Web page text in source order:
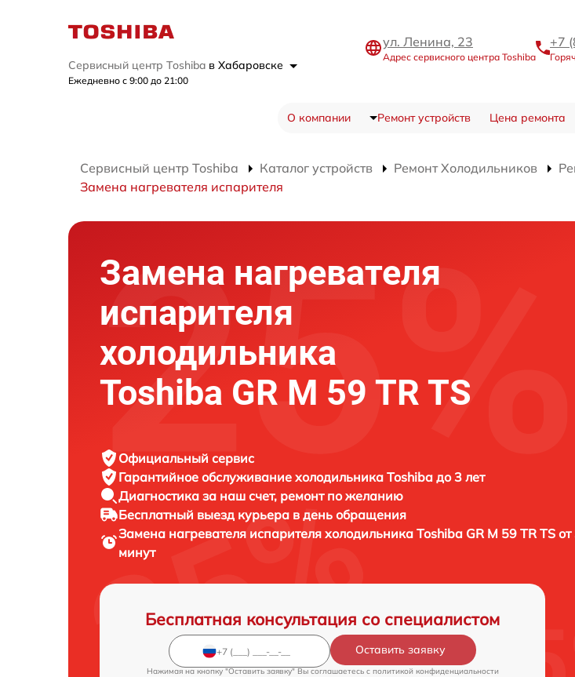
Сервисный центр Toshiba в Хабаровске
Ежедневно с 9:00 до 21:00
ул. Ленина, 23
Адрес сервисного центра Toshiba
+7
О компании Ремонт устройств Цена ремонта
Сервисный центр Toshiba Каталог устройств Ремонт Холодильников
Замена нагревателя испарителя
Замена нагревателя
испарителя
холодильника
Toshiba GR M 59 TR TS
Официальный сервис
Гарантийное обслуживание холодильника Toshiba до 3 лет
Диагностика за наш счет, ремонт по желанию
Бесплатный выезд курьера в день обращения
Замена нагревателя испарителя холодильника Toshiba GR M 59 TR TS
минут
Бесплатная консультация со специалистом
Оставить заявку
Нажимая на кнопку "Оставить заявку" Вы соглашаетесь c политикой конфиденциальности